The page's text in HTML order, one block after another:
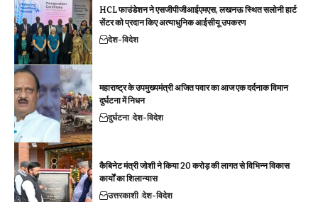
HCL फाउंडेशन ने एसजीपीजीआईएमएस, लखनऊ स्थित सलोनी हार्ट
सेंटर को प्रदान किए अत्याधुनिक आईसीयू उपकरण
देश-विदेश
महाराष्ट्र के उपमुख्यमंत्री अजित पवार का आज एक दर्दनाक विमान
दुर्घटना में निधन
दुर्घटना देश-विदेश
कैबिनेट मंत्री जोशी ने किया 20 करोड़ की लागत से विभिन्न विकास
कार्यों का शिलान्यास
उत्तरकाशी देश-विदेश